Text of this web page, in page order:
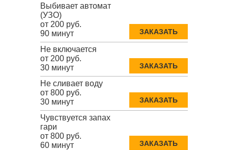
Выбивает автомат
(УЗО)
от 200 руб.
90 минут
ЗАКАЗАТЬ
Не включается
от 200 руб.
30 минут
ЗАКАЗАТЬ
Не сливает воду
от 800 руб.
30 минут
ЗАКАЗАТЬ
Чувствуется запах
гари
от 800 руб.
60 минут
ЗАКАЗАТЬ